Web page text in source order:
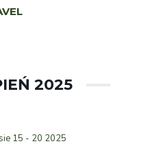
2025
sie 15 - 20 2025